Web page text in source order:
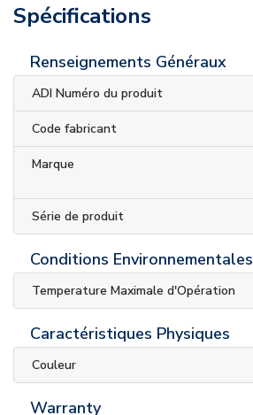
Spécifications
Renseignements Généraux
ADI Numéro du produit
Code fabricant
Marque
Série de produit
Conditions Environnementales
Temperature Maximale d'Opération
Caractéristiques Physiques
Couleur
Warranty